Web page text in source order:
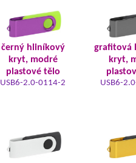
černý hliníkový
kryt, modré
plastové tělo
USB6-2.0-0114-2
grafitová
kryt,
USB6-